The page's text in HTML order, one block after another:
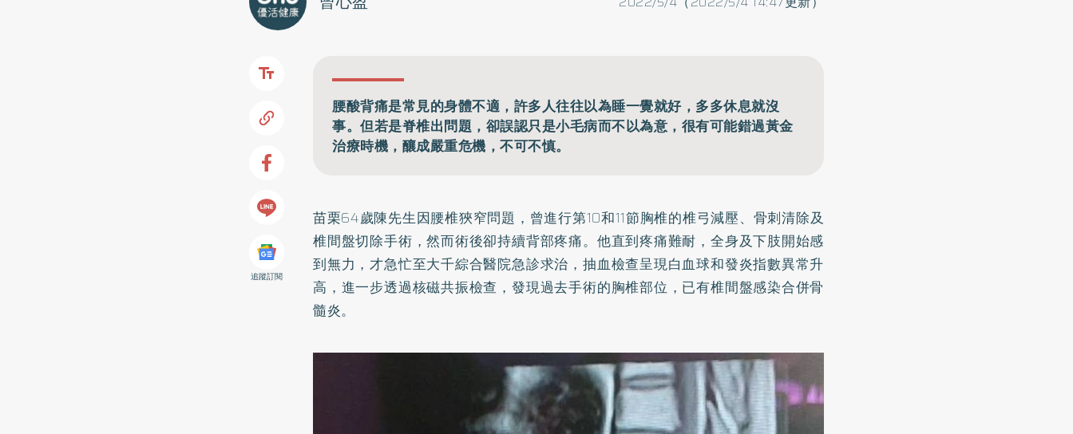
追蹤訂閱
腰酸背痛是常見的身體不適，許多人往往以為睡一覺就好，多多休息就沒
事。但若是脊椎出問題，卻誤認只是小毛病而不以為意，很有可能錯過黃金
治療時機，釀成嚴重危機，不可不慎。
苗栗64歲陳先生因腰椎狹窄問題，曾進行第10和11節胸椎的椎弓減壓、骨刺清除及
椎間盤切除手術，然而術後卻持續背部疼痛。他直到疼痛難耐，全身及下肢開始感
到無力，才急忙至大千綜合醫院急診求治，抽血檢查呈現白血球和發炎指數異常升
高，進一步透過核磁共振檢查，發現過去手術的胸椎部位，已有椎間盤感染合併骨
髓炎。